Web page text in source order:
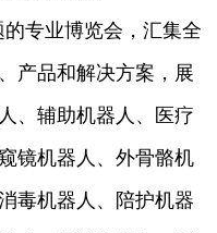
专业博览会，汇集全
产品和解决方案，展
、辅助机器人、医疗
镜机器人、外骨骼机
毒机器人、陪护机器